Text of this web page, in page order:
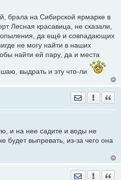
брала на Сибирской ярмарке в
Лесная красавица, не сказали,
да ещё и совпадающих
не могу найти в наших
найти ей пару, да и места
выдрать и эту что-ли
Отправить
и на нее садите и воды не
будет выпревать, из-за чего она
Отправить